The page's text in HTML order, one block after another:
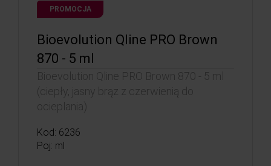
PROMOCJA
Bioevolution Qline PRO Brown
870 - 5 ml
Bioevolution Qline PRO Brown 870 - 5 ml
(ciepły, jasny brąz z czerwienią do
ocieplania)
Kod: 6236
Poj: ml